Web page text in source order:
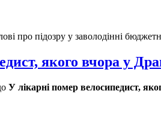
про підозру у заволодінні
якого вчора у
У лікарні помер велосипедист,